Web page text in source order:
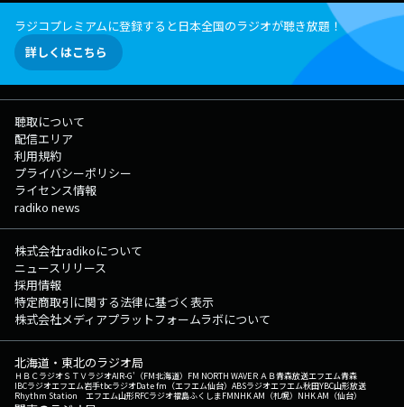
も”恋バナ”を募集中！ ［コレサワ掲示板］、［メール］から書き込んで
ください！ 逆電で恋バナを聞かせてくれた生徒にはなんと！ “恋のお守
りピック”をプレゼント！ 「#コレサワLOCKS」をつけてXでのポスト
も待ってます♡ ★コレサワLOCKS!掲示板へ ★コレサワLOCKS!のメ
ールフォーム ★コレサワLOCKS!の放送後記は▶︎コチラから! ▽22:55
頃～(一部地域を除き)『リズム＆メモリー』 日々の勉強で！受験勉強
で！ なかなか覚えられない “暗記もの” をリズム１つでメモリーしてい
く新授業。 リズムに乗せて、どんどん暗記していこう！ ◇特設サイ
ト ▽23:00頃～『森林部 supported by 王子ホールディングス』
SCHOOL OF LOCK!の校舎裏には、広大な森があった…？！ 毎週"木"曜
日のこの時間は、そんな校舎裏の森に冒険しにいく"森林部"！ 校長、教
頭、そしてその森に住む妖精"モリサンドラ"とともに、森の中にある"未
来の鍵"を探しに行こう！ 森にまつわるクイズに正解した生徒には、
SCHOOL OF LOCK! オリジナルデザインの高級保湿ティシュをプレゼン
ト！ 電話で一緒に冒険してくれる生徒は、森林部特設サイト からエン
トリーしてね！ ▽23:08頃～『乃木坂LOCKS!(賀喜遥香)』 “4組の副
担任”の賀喜遥香先生が、生徒のみんなと近い距離で色んなお話を聞いた
り話したりする場所が「乃木坂LOCKS!」 今夜の授業は、先月開催さ
れた『14th YEAR BIRTHDAY LIVE』を振り返ります！ 3日間にわたって
よ!! 引き続き、みんなからの「質問・近況報告・こんなイラスト描い
たよー！」などなど...遥香先生へのメッセージも募集中!! 「乃木坂
ラジコプレミアムに登録すると日本全国のラジオが聴き放題！
詳しくはこちら
聴取について
配信エリア
利用規約
プライバシーポリシー
ライセンス情報
radiko news
株式会社radikoについて
ニュースリリース
採用情報
特定商取引に関する法律に基づく表示
株式会社メディアプラットフォームラボについて
北海道・東北のラジオ局
ＨＢＣラジオＳＴＶラジオAIR-G'（FM北海道） FM NORTH WAVEＲＡＢ青森放送エフエム青森
IBCラジオエフエム岩手tbcラジオDate fm（エフエム仙台） ABSラジオエフエム秋田YBC山形放送
Rhythm Station エフエム山形RFCラジオ福島ふくしまFMNHK AM（札幌） NHK AM（仙台）